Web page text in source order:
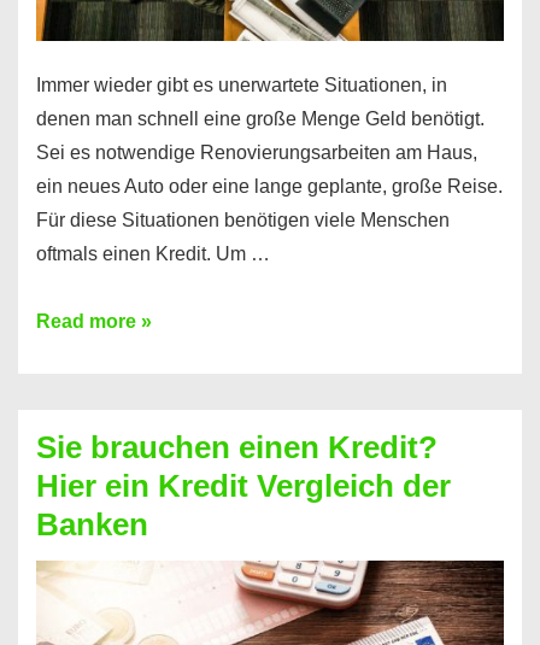
Immer wieder gibt es unerwartete Situationen, in
denen man schnell eine große Menge Geld benötigt.
Sei es notwendige Renovierungsarbeiten am Haus,
ein neues Auto oder eine lange geplante, große Reise.
Für diese Situationen benötigen viele Menschen
oftmals einen Kredit. Um …
Brauchen
Summe
Geld?
Hier
einen
10000
Euro
Read more »
Sie brauchen einen Kredit?
Hier ein Kredit Vergleich der
Banken